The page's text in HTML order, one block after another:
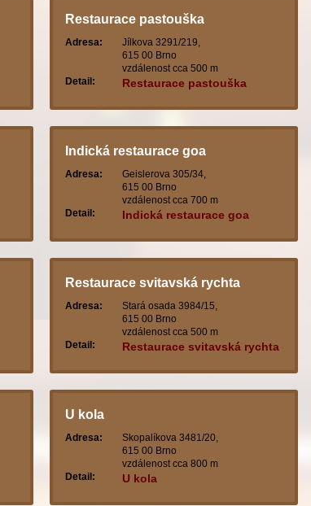
Restaurace pastouška
Adresa:
Jílkova 3291/219,
615 00 Brno
vzdálenost cca 500 m
Detail:
Restaurace pastouška
Indická restaurace goa
Adresa:
Geislerova 305/34,
615 00 Brno
vzdálenost cca 700 m
Detail:
Indická restaurace goa
Restaurace svitavská rychta
Adresa:
Stará osada 3984/15,
615 00 Brno
vzdálenost cca 500 m
Detail:
Restaurace svitavská rychta
U kola
Adresa:
Skopalíkova 3481/20,
615 00 Brno
vzdálenost cca 800 m
Detail:
U kola